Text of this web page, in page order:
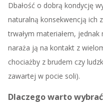
Dbałość o dobrą kondycję
naturalną konsekwencją ich
trwałym materiałem,
naraża ją na kontakt z
chociażby z brudem czy
zawartej w pocie soli).
Dlaczego warto